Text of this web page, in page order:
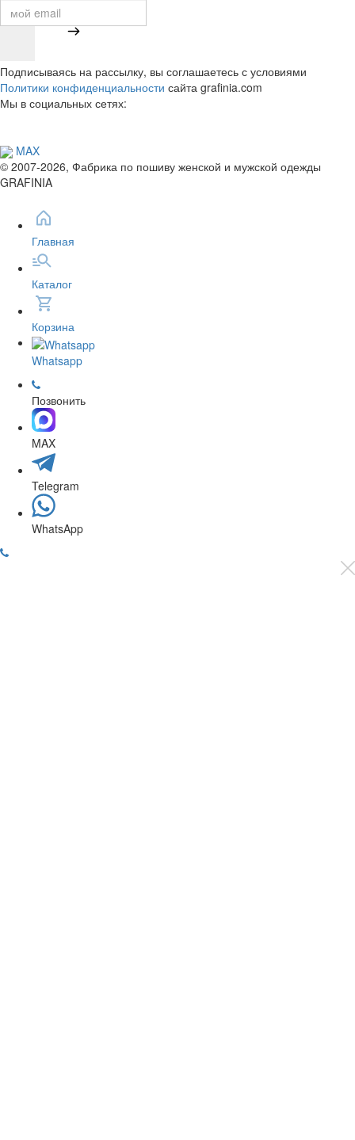
Подписываясь на рассылку, вы соглашаетесь с условиями
Политики конфиденциальности сайта grafinia.com
Мы в социальных сетях:
MAX
© 2007-2026, Фабрика по пошиву женской и мужской одежды
GRAFINIA
Главная
Каталог
Корзина
Whatsapp
Позвонить
MAX
Telegram
WhatsApp